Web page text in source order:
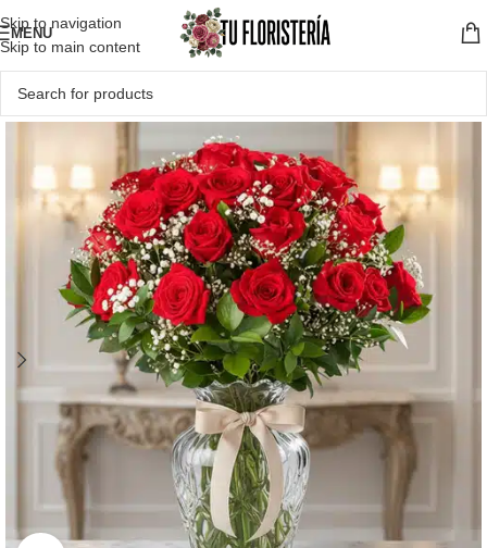
Skip to navigation
Skip to main content
MENU